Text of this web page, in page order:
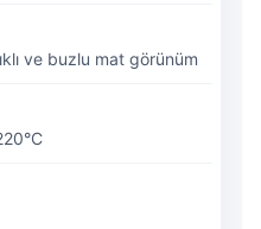
ve buzlu mat görünüm